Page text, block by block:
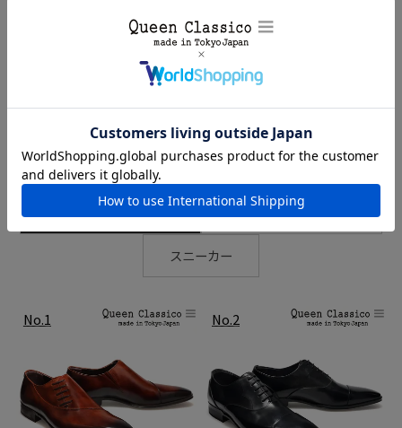
ブラックグリス
※クリックで商品が新ウィンドウで開きます。
MAGNANNI
徴です。 1954年、スペインのアルマンサで創業し、3世代に渡って丁寧
ゼ製法』。ライニングとインソールを袋縫いにすることにより、足を
優しく包み込み、軽さと屈曲性に富んでいます。素材は全てにグレー
ドが高く、ラスト、色入れ、エレガントなデザイン性など、細部に至
るまで職人の拘りが詰まっています。
チェックした商品
RANKING
ビジネスシューズ カジュアルシューズ
スニーカー